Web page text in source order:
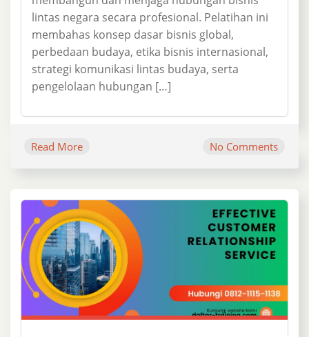
lintas negara secara profesional. Pelatihan ini
membahas konsep dasar bisnis global,
perbedaan budaya, etika bisnis internasional,
strategi komunikasi lintas budaya, serta
pengelolaan hubungan […]
Read More No Comments